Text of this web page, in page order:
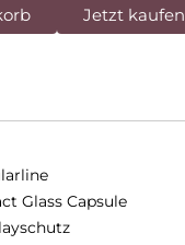
Jetzt kaufen
Glass Capsule